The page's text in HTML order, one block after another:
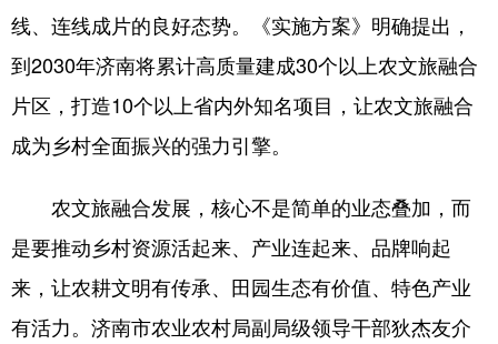
首页 山东新闻 图片 专题·访谈
政事 文旅 社会民生 山东产经
文娱 融媒秀 地市 科教
多语种频道
English Español Français عربى
线、连线成片的良好态势。《实施方案》明确提出，
到2030年济南将累计高质量建成30个以上农文旅融合
片区，打造10个以上省内外知名项目，让农文旅融合
成为乡村全面振兴的强力引擎。
农文旅融合发展，核心不是简单的业态叠加，而
是要推动乡村资源活起来、产业连起来、品牌响起
来，让农耕文明有传承、田园生态有价值、特色产业
有活力。济南市农业农村局副局级领导干部狄杰友介